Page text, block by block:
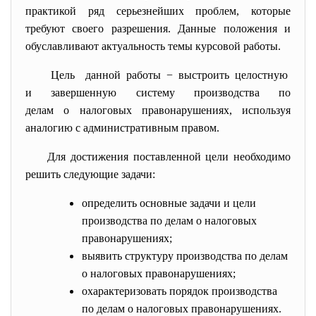
практикой ряд серьезнейших проблем, которые
требуют своего разрешения. Данные положения и
обуславливают актуальность темы курсовой работы.
Цель данной работы − выстроить целостную
и завершенную систему производства по
делам о налоговых правонарушениях, используя
аналогию с административным правом.
Для достижения поставленной цели необходимо
решить следующие задачи:
определить основные задачи и цели
производства по делам о налоговых
правонарушениях;
выявить структуру производства по делам
о налоговых правонарушениях;
охарактеризовать порядок производства
по делам о налоговых правонарушениях.